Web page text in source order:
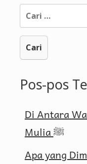
Cari
untuk:
Pos-pos
Di Antara
Mulia ﷺ
Apa yang